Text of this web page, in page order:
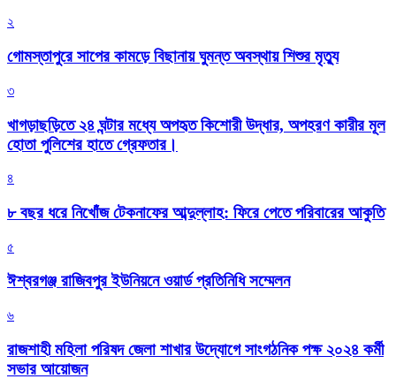
২
গোমস্তাপুরে সাপের কামড়ে বিছানায় ঘুমন্ত অবস্থায় শিশুর মৃত্যু
৩
খাগড়াছড়িতে ২৪ ঘন্টার মধ্যে অপহৃত কিশোরী উদ্ধার, অপহরণ কারীর মূল
হোতা পুলিশের হাতে গ্রেফতার।
৪
৮ বছর ধরে নিখোঁজ টেকনাফের আব্দুল্লাহ: ফিরে পেতে পরিবারের আকুতি
৫
ঈশ্বরগঞ্জ রাজিবপুর ইউনিয়নে ওয়ার্ড প্রতিনিধি সম্মেলন
৬
রাজশাহী মহিলা পরিষদ জেলা শাখার উদ্যোগে সাংগঠনিক পক্ষ ২০২৪ কর্মী
সভার আয়োজন